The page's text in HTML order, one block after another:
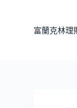
富蘭克林理